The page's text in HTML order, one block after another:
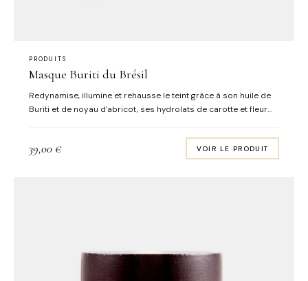
PRODUITS
Masque Buriti du Brésil
Redynamise, illumine et rehausse le teint grâce à son huile de
Buriti et de noyau d’abricot, ses hydrolats de carotte et fleur
Convient à tous les types de peaux. Le teint retrouve éclat,
dynamisme, lumière et souplesse. Senteurs naturelles :
39,00€ VOIR LE PRODUIT